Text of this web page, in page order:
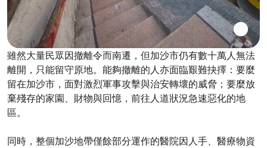
雖然大量民眾因撤離令而南遷，但加沙市仍有數十萬人無法
離開，只能留守原地。能夠撤離的人亦面臨艱難抉擇：要麼
留在加沙市，面對激烈軍事攻擊與治安轉壞的威脅；要麼放
棄殘存的家園、財物與回憶，前往人道狀況急速惡化的地
區。
同時，整個加沙地帶僅餘部分運作的醫院因人手、醫療物資